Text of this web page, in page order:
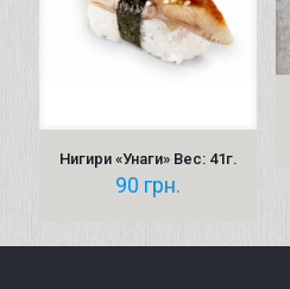
Нигири «Унаги» Вес: 41г.
90 грн.